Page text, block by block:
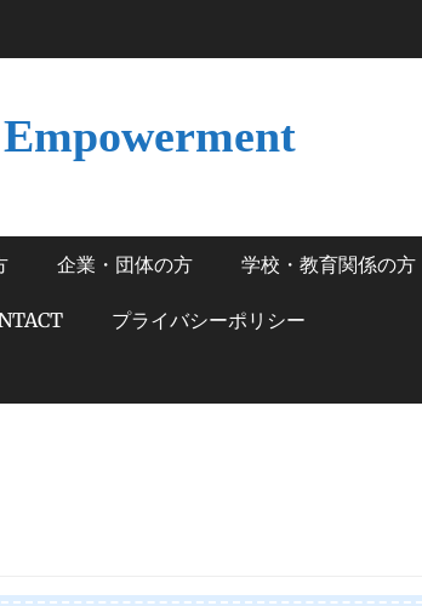
企業・団体の方 学校・教育関係の方
プライバシーポリシー